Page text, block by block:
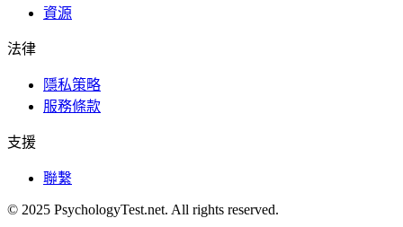
資源
法律
隱私策略
服務條款
支援
聯繫
© 2025 PsychologyTest.net. All rights reserved.